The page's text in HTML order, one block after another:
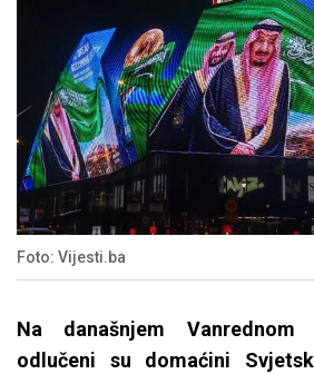
Foto: Vijesti.ba
Na današnjem Vanrednom
odlučeni su domaćini